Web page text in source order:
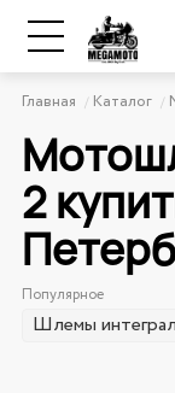
Главная Каталог
2
Популярное
Шлемы